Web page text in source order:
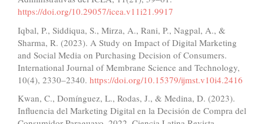
https://doi.org/10.29057/icea.v11i21.9917
Iqbal, P., Siddiqua, S., Mirza, A., Rani, P., Nagpal, A., &
Sharma, R. (2023). A Study on Impact of Digital Marketing
and Social Media on Purchasing Decision of Consumers.
International Journal of Membrane Science and Technology,
10(4), 2330–2340. https://doi.org/10.15379/ijmst.v10i4.2416
Kwan, C., Domínguez, L., Rodas, J., & Medina, D. (2023).
Influencia del Marketing Digital en la Decisión de Compra del